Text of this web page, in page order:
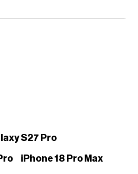
S27 Pro
iPhone 18 Pro Max